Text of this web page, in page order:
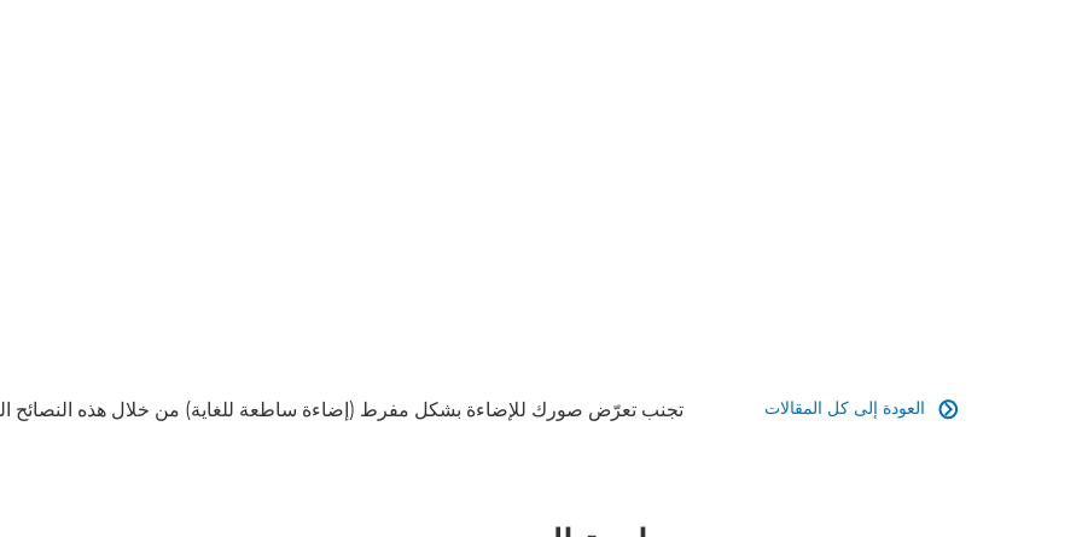
العودة إلى كل المقالات  تجنب تعرّض صورك للإضاءة بشكل مفرط (إضاءة ساطعة للغاية) من خلال هذه النصائح